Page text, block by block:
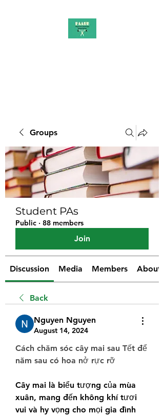
Groups
Student PAs
Public · 88 members
Join
Discussion Media Members About
Back
Nguyen Nguyen
August 14, 2024
Cách chăm sóc cây mai sau Tết để
năm sau có hoa nở rực rỡ
Cây mai là biểu tượng của mùa
xuân, mang đến không khí tươi
vui và hy vọng cho mọi gia đình